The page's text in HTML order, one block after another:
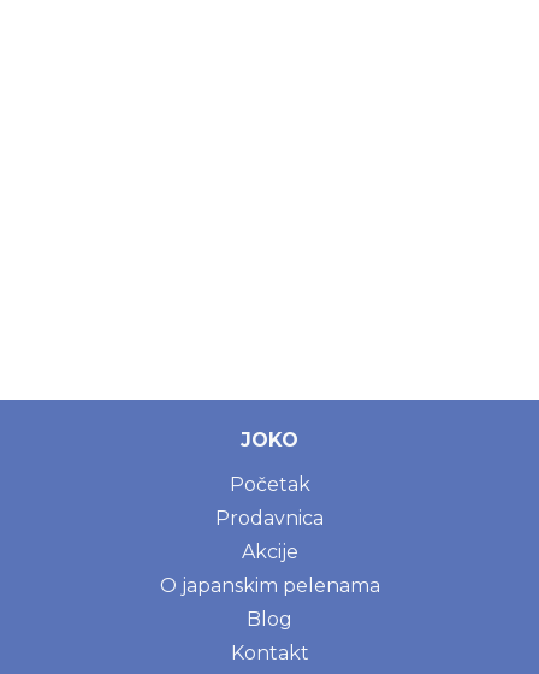
JOKO
Početak
Prodavnica
Akcije
O japanskim pelenama
Blog
Kontakt